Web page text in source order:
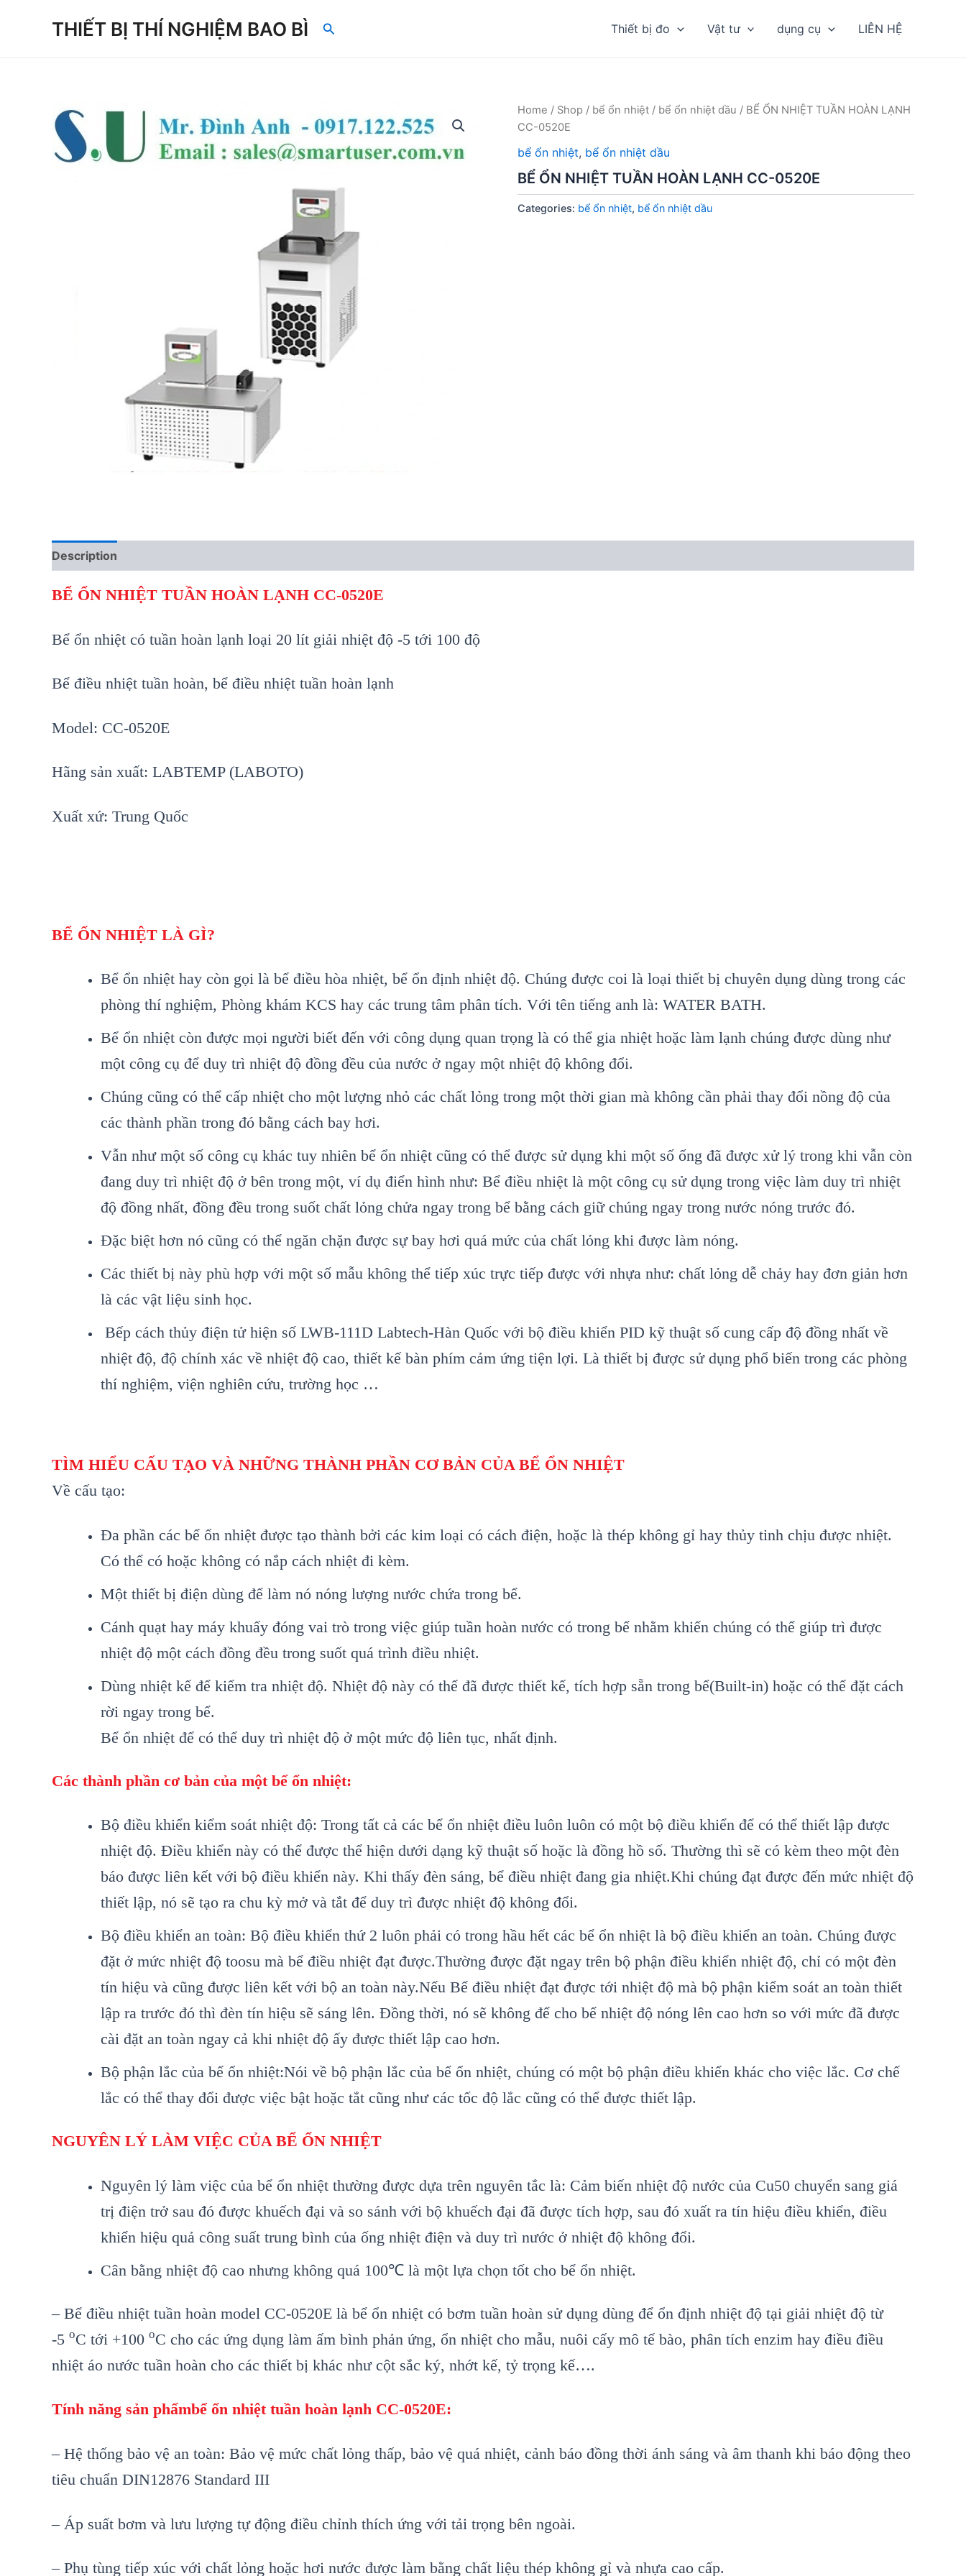
THIẾT BỊ THÍ NGHIỆM BAO BÌ Search Thiết bị đo Vật tư dụng cụ LIÊN HỆ
Home / Shop / bể ổn nhiệt / bể ổn nhiệt dầu / BỂ ỔN NHIỆT TUẦN HOÀN LẠNH
CC-0520E
bể ổn nhiệt, bể ổn nhiệt dầu
BỂ ỔN NHIỆT TUẦN HOÀN LẠNH CC-0520E
Categories: bể ổn nhiệt, bể ổn nhiệt dầu
Description
BỂ ỔN NHIỆT TUẦN HOÀN LẠNH CC-0520E
Bể ổn nhiệt có tuần hoàn lạnh loại 20 lít giải nhiệt độ -5 tới 100 độ
Bể điều nhiệt tuần hoàn, bể điều nhiệt tuần hoàn lạnh
Model: CC-0520E
Hãng sản xuất: LABTEMP (LABOTO)
Xuất xứ: Trung Quốc
BỂ ỔN NHIỆT LÀ GÌ?
Bể ổn nhiệt hay còn gọi là bể điều hòa nhiệt, bể ổn định nhiệt độ. Chúng được coi là loại thiết bị chuyên dụng dùng trong các
phòng thí nghiệm, Phòng khám KCS hay các trung tâm phân tích. Với tên tiếng anh là: WATER BATH.
Bể ổn nhiệt còn được mọi người biết đến với công dụng quan trọng là có thể gia nhiệt hoặc làm lạnh chúng được dùng như
một công cụ để duy trì nhiệt độ đồng đều của nước ở ngay một nhiệt độ không đổi.
Chúng cũng có thể cấp nhiệt cho một lượng nhỏ các chất lỏng trong một thời gian mà không cần phải thay đổi nồng độ của
các thành phần trong đó bằng cách bay hơi.
Vẫn như một số công cụ khác tuy nhiên bể ổn nhiệt cũng có thể được sử dụng khi một số ống đã được xử lý trong khi vẫn còn
đang duy trì nhiệt độ ở bên trong một, ví dụ điển hình như: Bể điều nhiệt là một công cụ sử dụng trong việc làm duy trì nhiệt
độ đồng nhất, đồng đều trong suốt chất lỏng chửa ngay trong bể bằng cách giữ chúng ngay trong nước nóng trước đó.
Đặc biệt hơn nó cũng có thể ngăn chặn được sự bay hơi quá mức của chất lỏng khi được làm nóng.
Các thiết bị này phù hợp với một số mẫu không thể tiếp xúc trực tiếp được với nhựa như: chất lỏng dễ chảy hay đơn giản hơn
là các vật liệu sinh học.
Bếp cách thủy điện tử hiện số LWB-111D Labtech-Hàn Quốc với bộ điều khiển PID kỹ thuật số cung cấp độ đồng nhất về
nhiệt độ, độ chính xác về nhiệt độ cao, thiết kế bàn phím cảm ứng tiện lợi. Là thiết bị được sử dụng phổ biến trong các phòng
thí nghiệm, viện nghiên cứu, trường học …
TÌM HIỂU CẤU TẠO VÀ NHỮNG THÀNH PHẦN CƠ BẢN CỦA BỂ ỔN NHIỆT
Về cấu tạo:
Đa phần các bể ổn nhiệt được tạo thành bởi các kim loại có cách điện, hoặc là thép không gỉ hay thủy tinh chịu được nhiệt.
Có thể có hoặc không có nắp cách nhiệt đi kèm.
Một thiết bị điện dùng để làm nó nóng lượng nước chứa trong bể.
Cánh quạt hay máy khuấy đóng vai trò trong việc giúp tuần hoàn nước có trong bể nhằm khiến chúng có thể giúp trì được
nhiệt độ một cách đồng đều trong suốt quá trình điều nhiệt.
Dùng nhiệt kế để kiểm tra nhiệt độ. Nhiệt độ này có thể đã được thiết kế, tích hợp sẵn trong bể(Built-in) hoặc có thể đặt cách
rời ngay trong bể.
Bể ổn nhiệt để có thể duy trì nhiệt độ ở một mức độ liên tục, nhất định.
Các thành phần cơ bản của một bể ổn nhiệt:
Bộ điều khiển kiểm soát nhiệt độ: Trong tất cả các bể ổn nhiệt điều luôn luôn có một bộ điều khiển để có thể thiết lập được
nhiệt độ. Điều khiển này có thể được thể hiện dưới dạng kỹ thuật số hoặc là đồng hồ số. Thường thì sẽ có kèm theo một đèn
báo được liên kết với bộ điều khiển này. Khi thấy đèn sáng, bể điều nhiệt đang gia nhiệt.Khi chúng đạt được đến mức nhiệt độ
thiết lập, nó sẽ tạo ra chu kỳ mở và tắt để duy trì được nhiệt độ không đổi.
Bộ điều khiển an toàn: Bộ điều khiển thứ 2 luôn phải có trong hầu hết các bể ổn nhiệt là bộ điều khiển an toàn. Chúng được
đặt ở mức nhiệt độ toosu mà bể điều nhiệt đạt được.Thường được đặt ngay trên bộ phận điều khiển nhiệt độ, chỉ có một đèn
tín hiệu và cũng được liên kết với bộ an toàn này.Nếu Bể điều nhiệt đạt được tới nhiệt độ mà bộ phận kiểm soát an toàn thiết
lập ra trước đó thì đèn tín hiệu sẽ sáng lên. Đồng thời, nó sẽ không để cho bể nhiệt độ nóng lên cao hơn so với mức đã được
cài đặt an toàn ngay cả khi nhiệt độ ấy được thiết lập cao hơn.
Bộ phận lắc của bể ổn nhiệt:Nói về bộ phận lắc của bể ổn nhiệt, chúng có một bộ phận điều khiển khác cho việc lắc. Cơ chế
lắc có thể thay đổi được việc bật hoặc tắt cũng như các tốc độ lắc cũng có thể được thiết lập.
NGUYÊN LÝ LÀM VIỆC CỦA BỂ ỔN NHIỆT
Nguyên lý làm việc của bể ổn nhiệt thường được dựa trên nguyên tắc là: Cảm biến nhiệt độ nước của Cu50 chuyển sang giá
trị điện trở sau đó được khuếch đại và so sánh với bộ khuếch đại đã được tích hợp, sau đó xuất ra tín hiệu điều khiển, điều
khiển hiệu quả công suất trung bình của ống nhiệt điện và duy trì nước ở nhiệt độ không đổi.
Cân bằng nhiệt độ cao nhưng không quá 100℃ là một lựa chọn tốt cho bể ổn nhiệt.
– Bể điều nhiệt tuần hoàn model CC-0520E là bể ổn nhiệt có bơm tuần hoàn sử dụng dùng để ổn định nhiệt độ tại giải nhiệt độ từ
-5 oC tới +100 oC cho các ứng dụng làm ấm bình phản ứng, ổn nhiệt cho mẫu, nuôi cấy mô tế bào, phân tích enzim hay điều điều
nhiệt áo nước tuần hoàn cho các thiết bị khác như cột sắc ký, nhớt kế, tỷ trọng kế….
Tính năng sản phẩmbể ổn nhiệt tuần hoàn lạnh CC-0520E:
– Hệ thống bảo vệ an toàn: Bảo vệ mức chất lỏng thấp, bảo vệ quá nhiệt, cảnh báo đồng thời ánh sáng và âm thanh khi báo động theo
tiêu chuẩn DIN12876 Standard III
– Áp suất bơm và lưu lượng tự động điều chỉnh thích ứng với tải trọng bên ngoài.
– Phụ tùng tiếp xúc với chất lỏng hoặc hơi nước được làm bằng chất liệu thép không gỉ và nhựa cao cấp.